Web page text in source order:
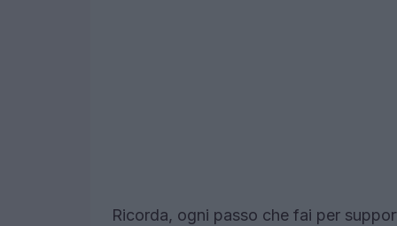
Ricorda, ogni passo che fai per